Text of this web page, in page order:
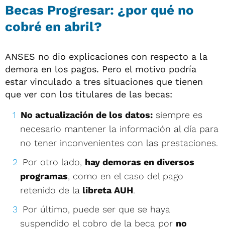
Becas Progresar: ¿por qué no
cobré en abril?
ANSES no dio explicaciones con respecto a la
demora en los pagos. Pero el motivo podría
estar vinculado a tres situaciones que tienen
que ver con los titulares de las becas:
No actualización de los datos: siempre es
necesario mantener la información al día para
no tener inconvenientes con las prestaciones.
Por otro lado, hay demoras en diversos
programas, como en el caso del pago
retenido de la libreta AUH.
Por último, puede ser que se haya
suspendido el cobro de la beca por no